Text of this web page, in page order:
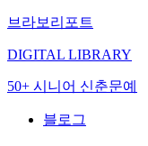
브라보리포트
DIGITAL LIBRARY
50+ 시니어 신춘문예
블로그